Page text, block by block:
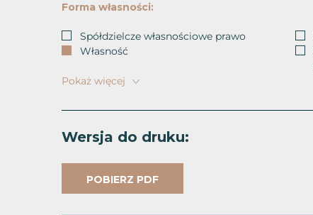
Forma własności:
Spółdzielcze własnościowe prawo
Własność
Pokaż więcej
Wersja do druku:
POBIERZ PDF